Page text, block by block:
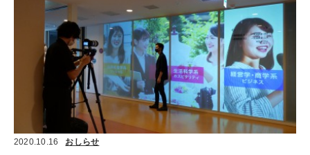
2020.10.16 おしらせ